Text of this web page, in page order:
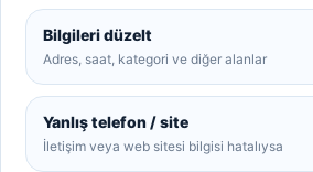
Bilgileri düzelt
Adres, saat, kategori ve diğer alanlar
Yanlış telefon / site
İletişim veya web sitesi bilgisi hatalıysa